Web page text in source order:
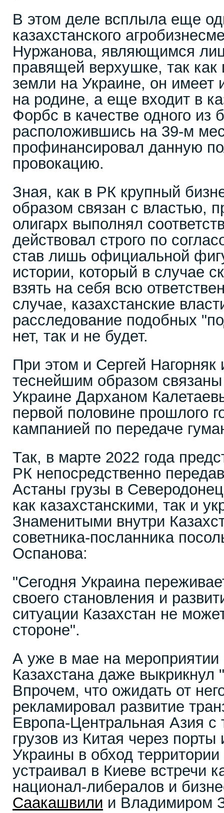
В этом деле всплыла еще
казахстанского
Нуржанова, являющимся
правящей верхушке, так
земли на Украине, он имеет
на родине, а еще входит в
Форбс в качестве одного из
расположившись на 39-м
профинансировал данную
провокацию.
Зная, как в РК крупный
образом связан с властью,
олигарх выполнял
действовал строго по
став лишь официальной
истории, который в случае
взять на себя всю
случае, казахстанские
расследование подобных
нет, так и не будет.
При этом и Сергей
теснейшим образом
Украине Дарханом
первой половине прошлого
кампанией по передаче
Так, в марте 2022 года
РК непосредственно
Астаны грузы в
как казахстанскими, так и
Знаменитыми внутри
советника-посланника
Оспанова:
"Сегодня Украина
своего становления и
ситуации Казахстан не
стороне".
А уже в мае на мероприятии
Казахстана даже выкрикнул
Впрочем, что ожидать от
рекламировал развитие
Европа-Центральная Азия с
грузов из Китая через
Украины в обход
устраивал в Киеве встречи
национал-либералов и
Саакашвили и Владимиром